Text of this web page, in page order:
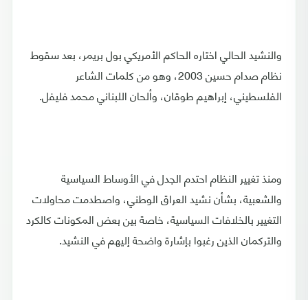
والنشيد الحالي اختاره الحاكم الأمريكي بول بريمر، بعد سقوط
نظام صدام حسين 2003، وهو من كلمات الشاعر
الفلسطيني، إبراهيم طوقان، وألحان اللبناني محمد فليفل.
ومنذ تغيير النظام احتدم الجدل في الأوساط السياسية
والشعبية، بشأن نشيد العراق الوطني، واصطدمت محاولات
التغيير بالخلافات السياسية، خاصة بين بعض المكونات كالكرد
والتركمان الذين رغبوا بإشارة واضحة إليهم في النشيد.